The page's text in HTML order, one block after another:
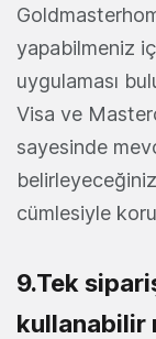
yapabilmeniz
uygulaması
Visa ve
sayesinde
cümlesiyle
9.Tek
kullanabilir